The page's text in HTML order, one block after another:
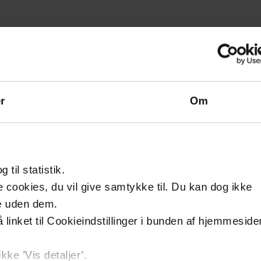
Om
til statistik.
du vil give samtykke til. Du kan dog ikke
dem.
til Cookieindstillinger i bunden af
’Vis detaljer’.